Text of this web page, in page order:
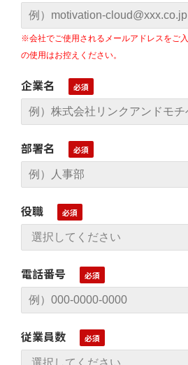
※会社でご使用されるメールアドレスをご
の使用はお控えください。
企業名
部署名
役職
電話番号
従業員数